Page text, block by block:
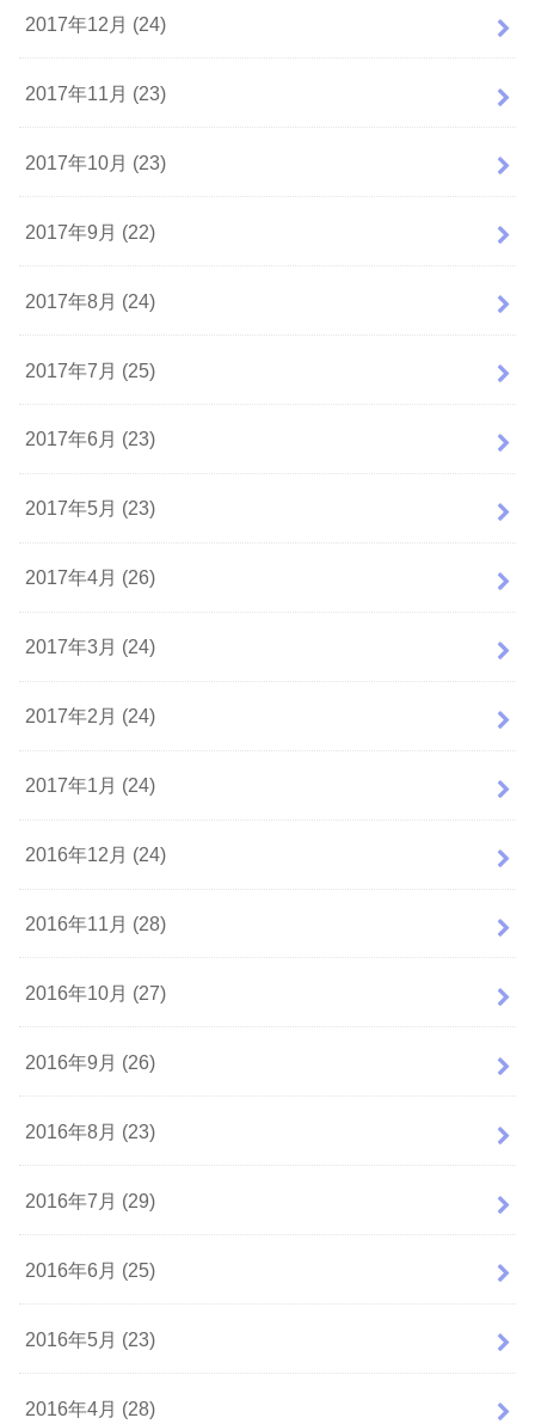
2017年12月 (24)
2017年11月 (23)
2017年10月 (23)
2017年9月 (22)
2017年8月 (24)
2017年7月 (25)
2017年6月 (23)
2017年5月 (23)
2017年4月 (26)
2017年3月 (24)
2017年2月 (24)
2017年1月 (24)
2016年12月 (24)
2016年11月 (28)
2016年10月 (27)
2016年9月 (26)
2016年8月 (23)
2016年7月 (29)
2016年6月 (25)
2016年5月 (23)
2016年4月 (28)